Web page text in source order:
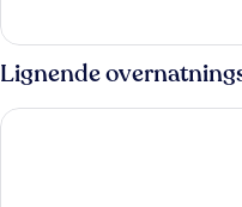
Lignende
Hyatt Regency Bangkok